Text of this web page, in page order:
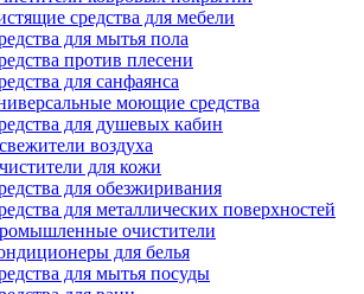
средства для мебели
для мытья пола
против плесени
для санфаянса
моющие средства
для душевых кабин
воздуха
для кожи
для обезжиривания
для металлических поверхностей
очистители
для белья
для мытья посуды